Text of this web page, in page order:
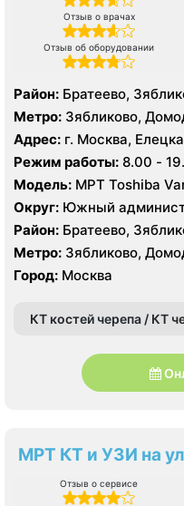
Отзыв о врачах
Отзыв об оборудовании
Район: Братеево,
Борисово, Южное
Метро: Зябликово,
Атинская,
Адрес: г. Москва,
Режим работы: 8.00 -
Модель: МРТ Toshiba
AQUILION RXL 16
Округ: Южный
Район: Братеево,
Борисово, Южное
Метро: Зябликово,
Атинская,
Город: Москва
КТ костей черепа / КТ
МРТ КТ и УЗИ на
Отзыв о сервисе